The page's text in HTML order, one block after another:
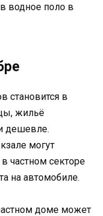
водное поло в
становится в
жильё
дешевле.
могут
частном секторе
на автомобиле.
доме может